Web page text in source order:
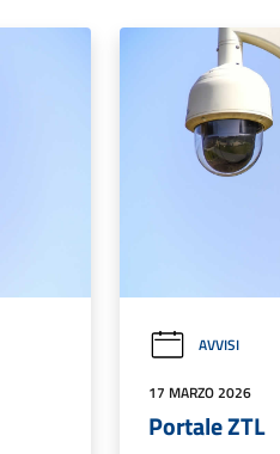
AVVISI
17 MARZO 2026
Portale ZTL